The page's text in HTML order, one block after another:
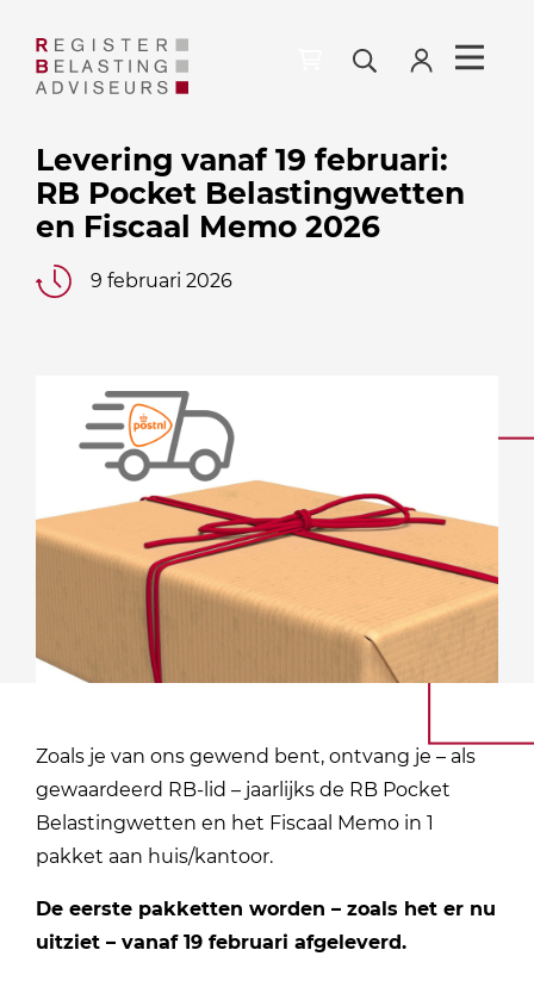
Levering vanaf 19 februari:
RB Pocket Belastingwetten
en Fiscaal Memo 2026
9 februari 2026
Zoals je van ons gewend bent, ontvang je – als
gewaardeerd RB-lid – jaarlijks de RB Pocket
Belastingwetten en het Fiscaal Memo in 1
pakket aan huis/kantoor.
De eerste pakketten worden – zoals het er nu
uitziet – vanaf 19 februari afgeleverd.